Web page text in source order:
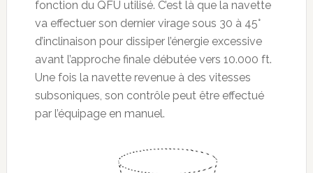
fonction du QFU utilisé. C’est là que la navette
va effectuer son dernier virage sous 30 à 45°
d’inclinaison pour dissiper l’énergie excessive
avant l’approche finale débutée vers 10.000 ft.
Une fois la navette revenue à des vitesses
subsoniques, son contrôle peut être effectué
par l’équipage en manuel.